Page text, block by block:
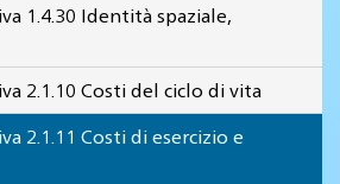
1.4.30 Identità spaziale,
2.1.10 Costi del ciclo di vita
2.1.11 Costi di esercizio e